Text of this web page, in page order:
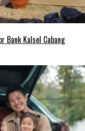
Bank Kalsel Cabang